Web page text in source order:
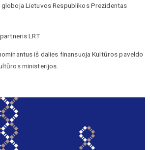
Lietuvos Respublikos Prezidentas
LRT
iš dalies finansuoja Kultūros paveldo
ministerijos.